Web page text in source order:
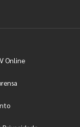
Online